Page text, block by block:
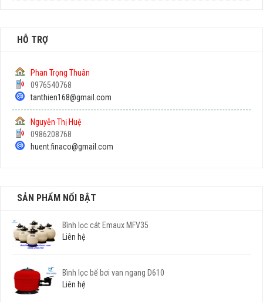
HỖ TRỢ
Phan Trọng Thuân
0976540768
tanthien168@gmail.com
Nguyễn Thị Huệ
0986208768
huent.finaco@gmail.com
SẢN PHẨM NỔI BẬT
Bình lọc cát Emaux MFV35
Liên hệ
Bình lọc bể bơi van ngang D610
Liên hệ